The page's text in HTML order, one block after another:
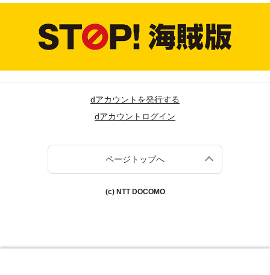
dアカウントを発行する
dアカウントログイン
ページトップへ
(c) NTT DOCOMO